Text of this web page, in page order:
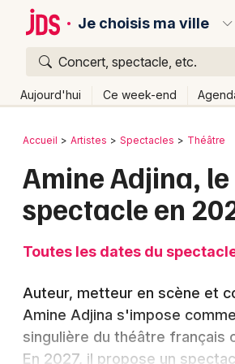
Je choisis ma ville
Concert, spectacle, etc.
Aujourd'hui Ce week-end
Publier un événement
Manifestations
Foires & salons
Bordeaux
Colmar
Marseille
Mulhouse
Retour
Accueil Artistes Spectacles Théâtre
Amine Adjina, le
spectacle en
Toutes les dates du
Auteur, metteur en scène et
Amine Adjina s'impose
singulière du théâtre français
En 2027, il propose un
Quoi ?
Où ?
Quand ?
Aujourd'hui
Demain Ce week-end